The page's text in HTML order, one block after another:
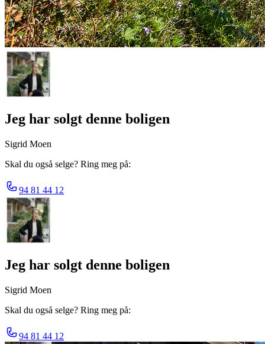
Jeg har solgt denne boligen
Sigrid Moen
Skal du også selge? Ring meg på:
94 81 44 12
Jeg har solgt denne boligen
Sigrid Moen
Skal du også selge? Ring meg på:
94 81 44 12